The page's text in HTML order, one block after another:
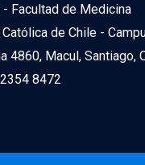
Facultad de Medicina
de Chile -
4860, Macul, Santiago,
8472